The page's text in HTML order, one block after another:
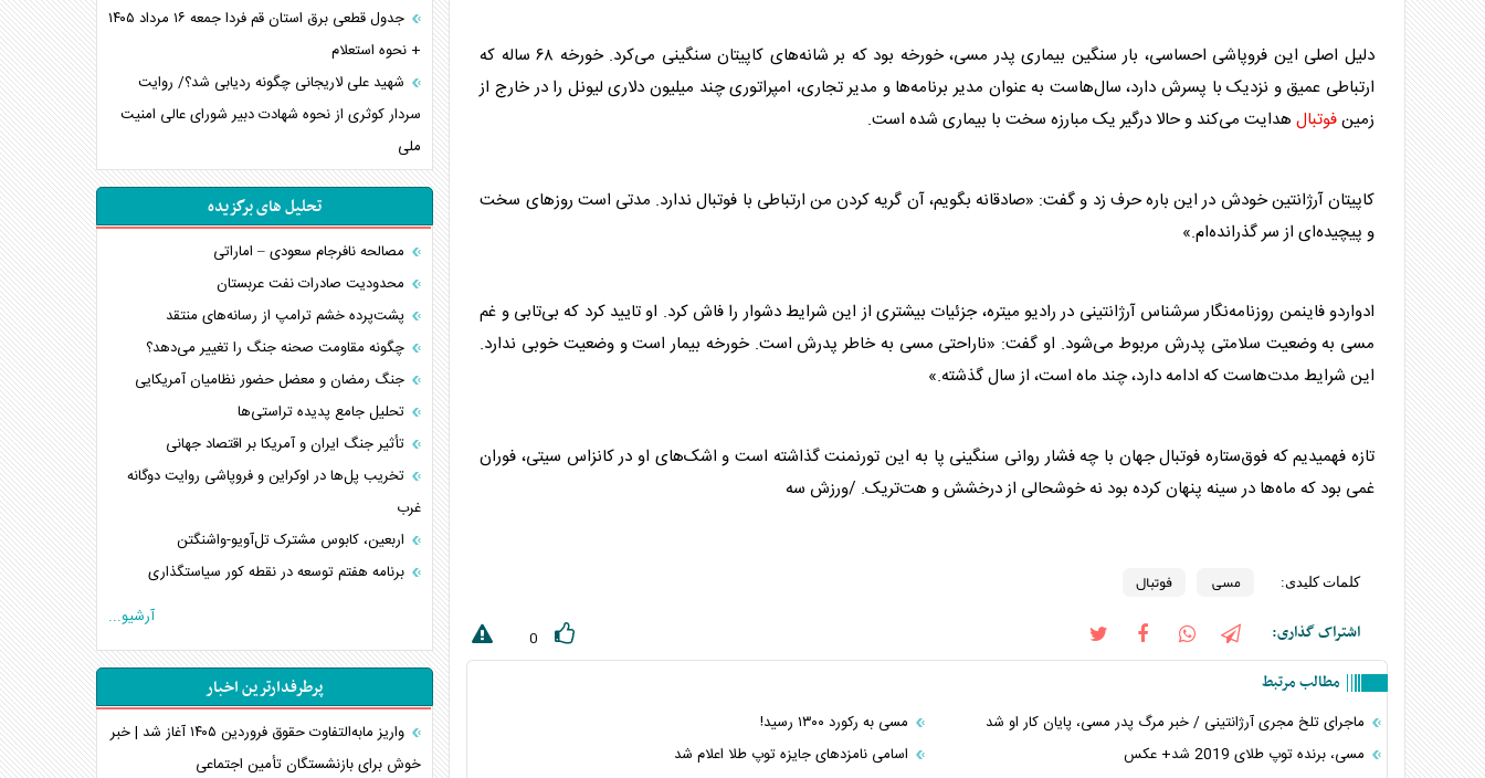
دلیل اصلی این فروپاشی احساسی، بار سنگین بیماری پدر مسی
، خورخه بود که بر شانه‌های کاپیتان سنگینی می‌کرد. خورخه ۶۸ ساله که
ارتباطی عمیق و نزدیک با پسرش دارد، سال‌هاست به عنوان مدیر برنامه‌ها و مدیر تجاری، امپراتوری چند میلیون دلاری لیونل را در خارج از
زمینفوتبال هدایت می‌کند و حالا درگیر یک مبارزه سخت با بیماری شده است.
‫کاپیتان آرژانتین خودش در این باره حرف زد و گفت: «صادقانه بگویم، آن گریه کردن من ارتباطی با فوتبالندارد. مدتی است روزهای سخت
و پیچیده‌ای از سر گذرانده‌ام.»
‫ادواردو فاینمن روزنامه‌نگار سرشناس آرژانتینی در رادیو میتره، جزئیات بیشتری از این شرایط دشوار را فاش کرد. او تایید کرد که بی‌تابی و غم
مسی به وضعیت سلامتی پدرش مربوط می‌شود. او گفت: «ناراحتی مسی به خاطر پدرش است. خورخه بیمار است و وضعیت خوبی ندارد.
این شرایط مدت‌هاست که ادامه دارد، چند ماه است، از سال گذشته.»
‫تازه فهمیدیم که فوق‌ستاره فوتبالجهان با چه فشار روانی سنگینی پا به این تورنمنت گذاشته است و اشک‌های او در کانزاس سیتی، فوران
غمی بود که ماه‌ها در سینه پنهان کرده بود نه خوشحالی از درخشش و هت‌تریک. /ورزش سه
کلمات کلیدی: مسی فوتبال
اشتراک گذاری: 0
مطالب مرتبط
ماجرای تلخ مجری آرژانتینی / خبر مرگ پدر مسی، پایان کار او شد
مسی به رکورد ۱۳۰۰ رسید!
مسی، برنده توپ طلای 2019 شد+ عکس
اسامی نامزد‌های جایزه توپ طلا اعلام شد
جدول قطعی برق استان قم فردا جمعه ۱۶ مرداد ۱۴۰۵
+ نحوه استعلام
شهید علی لاریجانی چگونه ردیابی شد؟/ روایت
سردار کوثری از نحوه شهادت دبیر شورای عالی امنیت
ملی
تحلیل های برگزیده
مصالحه نافرجام سعودی – اماراتی
محدودیت صادرات نفت عربستان
پشت‌پرده خشم ترامپ از رسانه‌های منتقد
چگونه مقاومت صحنه جنگ را تغییر می‌دهد؟
جنگ رمضان و معضل حضور نظامیان آمریکایی
تحلیل جامع پدیده تراستی‌ها
تأثیر جنگ ایران و آمریکا بر اقتصاد جهانی
تخریب پل‌ها در اوکراین و فروپاشی روایت دوگانه
غرب
اربعین، کابوس مشترک تل‌آویو-واشنگتن
برنامه هفتم توسعه در نقطه کور سیاستگذاری
کنوانسیون دریای خزر در راستای منافع ملی است؟
اهمیت راهبردی اردن برای آمریکا
پیام، ظرفیت بالفعل‌نشده تجارت ایران
همسویی عربستان با سنتکام علیه متحدان ایران
ترامپ و توهم خلع سلاح حماس
آرشیو...
پرطرفدارترین اخبار
واریز مابه‌التفاوت حقوق فروردین ۱۴۰۵ آغاز شد | خبر
خوش برای بازنشستگان تأمین اجتماعی